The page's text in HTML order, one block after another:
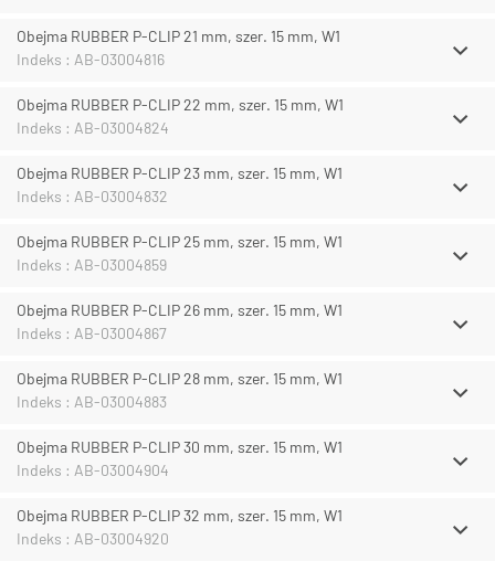
Obejma RUBBER P-CLIP 21 mm, szer. 15 mm, W1
Indeks : AB-03004816
Obejma RUBBER P-CLIP 22 mm, szer. 15 mm, W1
Indeks : AB-03004824
Obejma RUBBER P-CLIP 23 mm, szer. 15 mm, W1
Indeks : AB-03004832
Obejma RUBBER P-CLIP 25 mm, szer. 15 mm, W1
Indeks : AB-03004859
Obejma RUBBER P-CLIP 26 mm, szer. 15 mm, W1
Indeks : AB-03004867
Obejma RUBBER P-CLIP 28 mm, szer. 15 mm, W1
Indeks : AB-03004883
Obejma RUBBER P-CLIP 30 mm, szer. 15 mm, W1
Indeks : AB-03004904
Obejma RUBBER P-CLIP 32 mm, szer. 15 mm, W1
Indeks : AB-03004920